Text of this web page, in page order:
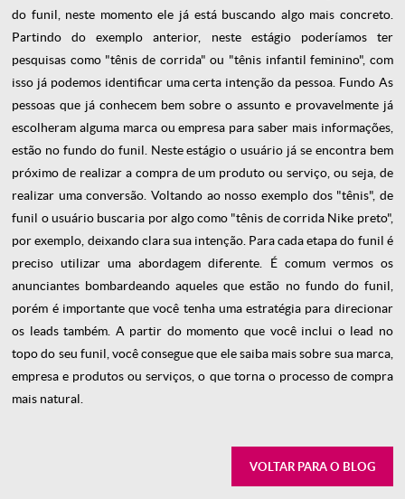
do funil, neste momento ele já está buscando algo mais concreto.
Partindo do exemplo anterior, neste estágio poderíamos ter
pesquisas como "tênis de corrida" ou "tênis infantil feminino", com
isso já podemos identificar uma certa intenção da pessoa. FundoAs
pessoas que já conhecem bem sobre o assunto e provavelmente já
escolheram alguma marca ou empresa para saber mais informações,
estão no fundo do funil. Neste estágio o usuário já se encontra bem
próximo de realizar a compra de um produto ou serviço, ou seja, de
realizar uma conversão. Voltando ao nosso exemplo dos "tênis", de
funil o usuário buscaria por algo como "tênis de corrida Nike preto",
por exemplo, deixando clara sua intenção. Para cada etapa do funil é
preciso utilizar uma abordagem diferente. É comum vermos os
anunciantes bombardeando aqueles que estão no fundo do funil,
porém é importante que você tenha uma estratégia para direcionar
os leads também. A partir do momento que você inclui o lead no
topo do seu funil, você consegue que ele saiba mais sobre sua marca,
empresa e produtos ou serviços, o que torna o processo de compra
mais natural.
VOLTAR PARA O BLOG